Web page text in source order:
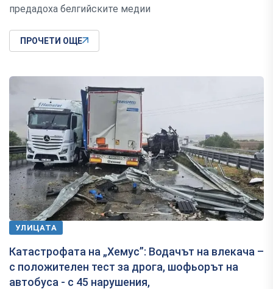
предадоха белгийските медии
ПРОЧЕТИ ОЩЕ
УЛИЦАТА
Катастрофата на „Хемус”: Водачът на влекача –
с положителен тест за дрога, шофьорът на
автобуса - с 45 нарушения,